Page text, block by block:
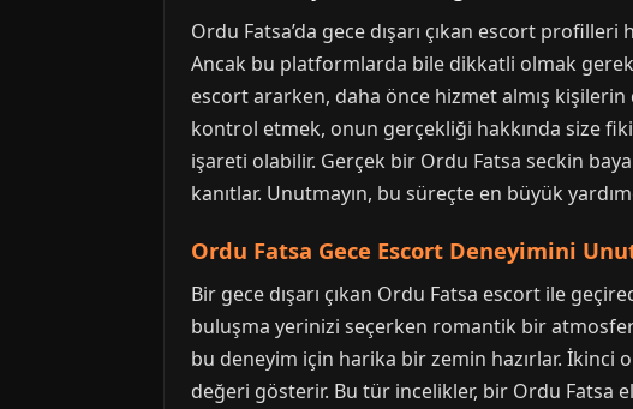
Ordu Fatsa’da gece dışarı çıkan escort
Ancak bu platformlarda bile dikkatli olmak
escort ararken, daha önce hizmet almış kişilerin
kontrol etmek, onun gerçekliği hakkında size
işareti olabilir. Gerçek bir Ordu Fatsa seckin
kanıtlar. Unutmayın, bu süreçte en büyük
Ordu Fatsa Gece Escort Deneyimini
Bir gece dışarı çıkan Ordu Fatsa escort ile
buluşma yerinizi seçerken romantik bir
bu deneyim için harika bir zemin hazırlar. İkinci
değeri gösterir. Bu tür incelikler, bir Ordu Fatsa